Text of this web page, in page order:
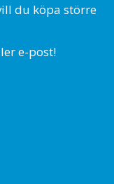
du köpa större
e-post!